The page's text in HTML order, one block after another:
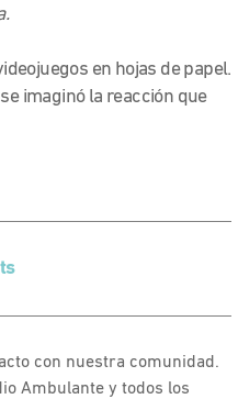
en hojas de papel.
imaginó la reacción que
con nuestra comunidad.
Ambulante y todos los